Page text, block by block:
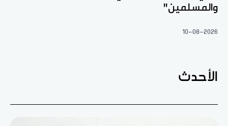
والمسلمين"
10-08-2026
الأحدث